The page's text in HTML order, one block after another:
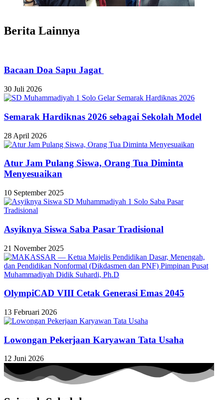
Berita Lainnya
Bacaan Doa Sapu Jagat
30 Juli 2026
Semarak Hardiknas 2026 sebagai Sekolah Model
28 April 2026
Atur Jam Pulang Siswa, Orang Tua Diminta
Menyesuaikan
10 September 2025
Asyiknya Siswa Saba Pasar Tradisional
21 November 2025
OlympiCAD VIII Cetak Generasi Emas 2045
13 Februari 2026
Lowongan Pekerjaan Karyawan Tata Usaha
12 Juni 2026